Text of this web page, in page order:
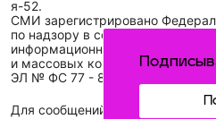
я-52.
СМИ зарегистрировано
по надзору в сфере связи,
информационных технологий
и массовых коммуникаций
ЭЛ № ФС 77 - 89431 от 14.05.2025
Для сообщений о фактах